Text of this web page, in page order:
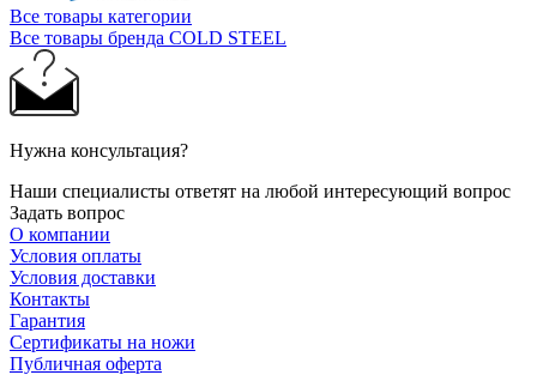
Все товары категории
Все товары бренда COLD STEEL
Нужна консультация?
Наши специалисты ответят на любой интересующий вопрос
Задать вопрос
О компании
Условия оплаты
Условия доставки
Контакты
Гарантия
Сертификаты на ножи
Публичная оферта